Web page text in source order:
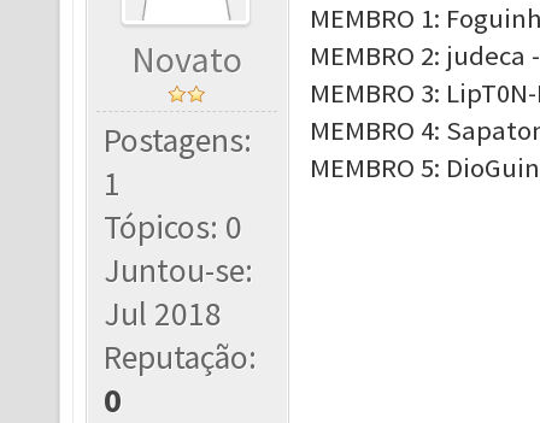
Novato
Postagens:
1
Tópicos: 0
Juntou-se:
Jul 2018
Reputação:
0
MEMBRO 1:
MEMBRO 2: judeca
MEMBRO 3:
MEMBRO 4:
MEMBRO 5: